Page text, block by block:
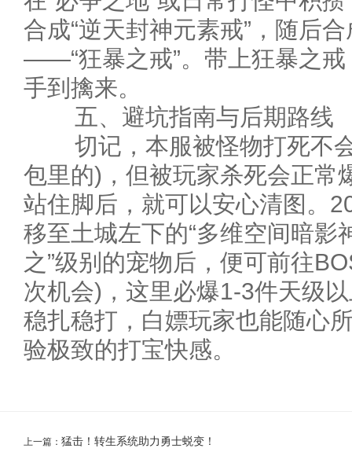
合成“逆天封神元素戒”，随后
——“狂暴之戒”。带上狂暴之戒
手到擒来。
五、避坑指南与后期路线
切记，本服被怪物打死不
包里的)，但被玩家杀死会正常
站住脚后，就可以安心清图。
移至土城左下的“多维空间暗影
之”级别的宠物后，便可前往
次机会)，这里必爆1-3件天级
稳扎稳打，白嫖玩家也能随心
验极致的打宝快感。
上一篇： 猛击！转生系统助力勇士蜕变！